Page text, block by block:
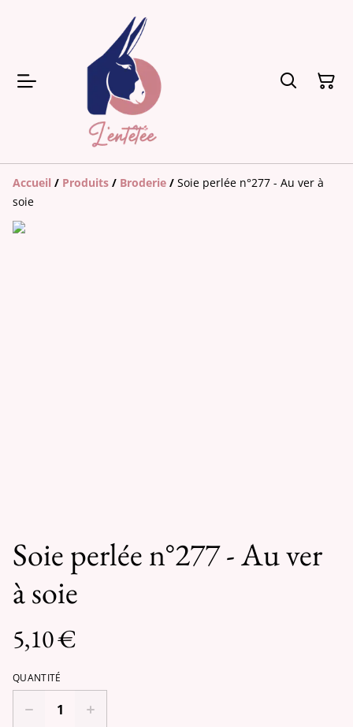
Accueil / Produits / Broderie / Soie perlée n°277 - Au ver à
soie
Soie perlée n°277 - Au ver
à soie
5,10 €
QUANTITÉ